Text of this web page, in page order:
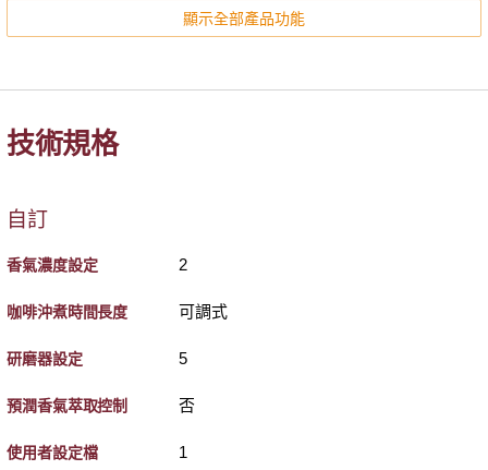
顯示全部產品功能
技術規格
自訂
香氣濃度設定 2
咖啡沖煮時間長度 可調式
研磨器設定 5
預潤香氣萃取控制 否
使用者設定檔 1